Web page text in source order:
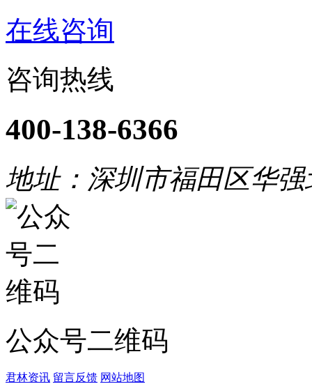
在线咨询
咨询热线
400-138-6366
地址：深圳市福田区华
公众号二维码
君林资讯 留言反馈 网站地图